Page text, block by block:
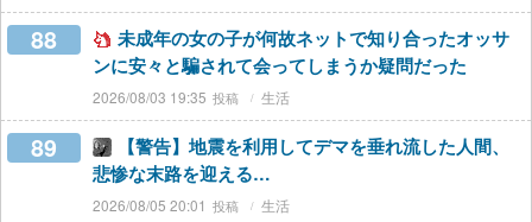
88
未成年の女の子が何故ネットで知り合ったオッサ
ンに安々と騙されて会ってしまうか疑問だった
2026/08/03 19:35 生活
89
【警告】地震を利用してデマを垂れ流した人間、
悲惨な末路を迎える…
2026/08/05 20:01 生活